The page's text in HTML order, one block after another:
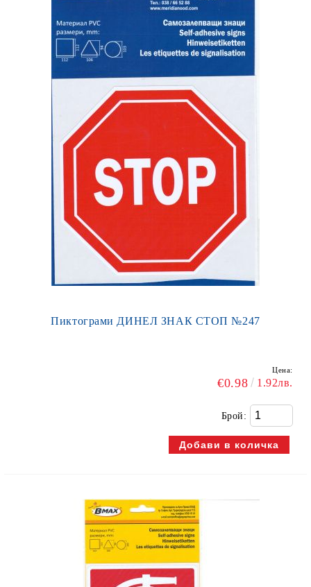
Пиктограми ДИНЕЛ ЗНАК СТОП №247
Цена:
€0.98 1.92лв.
Брой: